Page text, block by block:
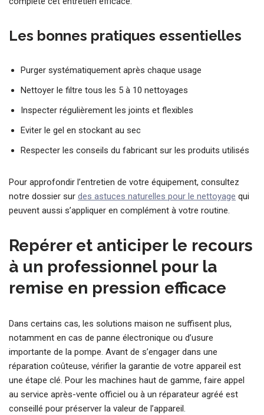
Les bonnes pratiques essentielles
Purger systématiquement après chaque usage
Nettoyer le filtre tous les 5 à 10 nettoyages
Inspecter régulièrement les joints et flexibles
Eviter le gel en stockant au sec
Respecter les conseils du fabricant sur les produits utilisés
Pour approfondir l’entretien de votre équipement, consultez
notre dossier sur des astuces naturelles pour le nettoyage qui
peuvent aussi s’appliquer en complément à votre routine.
Repérer et anticiper le recours
à un professionnel pour la
remise en pression efficace
Dans certains cas, les solutions maison ne suffisent plus,
notamment en cas de panne électronique ou d’usure
importante de la pompe. Avant de s’engager dans une
réparation coûteuse, vérifier la garantie de votre appareil est
une étape clé. Pour les machines haut de gamme, faire appel
au service après-vente officiel ou à un réparateur agréé est
conseillé pour préserver la valeur de l’appareil.